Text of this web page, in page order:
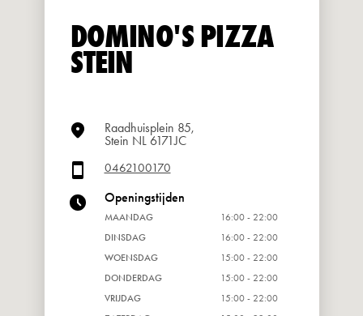
DOMINO'S PIZZA
STEIN
Raadhuisplein 85,
Stein NL 6171JC
0462100170
Openingstijden
MAANDAG
16:00 - 22:00
DINSDAG
16:00 - 22:00
WOENSDAG
15:00 - 22:00
DONDERDAG
15:00 - 22:00
VRIJDAG
15:00 - 22:00